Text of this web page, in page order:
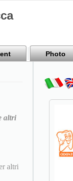
Photo
altri
altri